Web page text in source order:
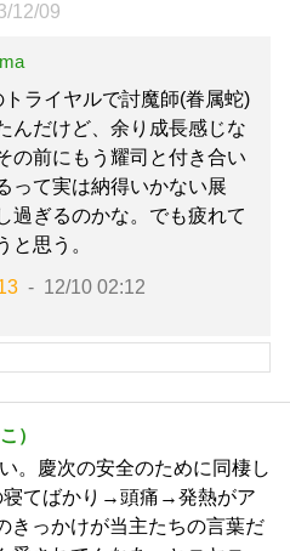
12/09
ライヤルで討魔師(眷属蛇)
んだけど、余り成長感じな
の前にもう耀司と付き合い
って実は納得いかない展
過ぎるのかな。でも疲れて
と思う。
12/10 02:12
）
。慶次の安全のために同棲し
寝てばかり→頭痛→発熱がア
きっかけが当主たちの言葉だ